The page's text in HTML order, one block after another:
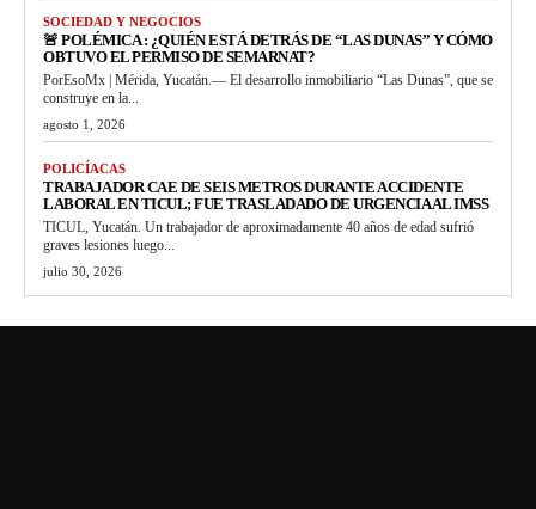
SOCIEDAD Y NEGOCIOS
🚨 POLÉMICA : ¿QUIÉN ESTÁ DETRÁS DE “LAS DUNAS” Y CÓMO
OBTUVO EL PERMISO DE SEMARNAT?
PorEsoMx | Mérida, Yucatán.— El desarrollo inmobiliario “Las Dunas”, que se
construye en la...
agosto 1, 2026
POLICÍACAS
TRABAJADOR CAE DE SEIS METROS DURANTE ACCIDENTE
LABORAL EN TICUL; FUE TRASLADADO DE URGENCIA AL IMSS
TICUL, Yucatán. Un trabajador de aproximadamente 40 años de edad sufrió
graves lesiones luego...
julio 30, 2026